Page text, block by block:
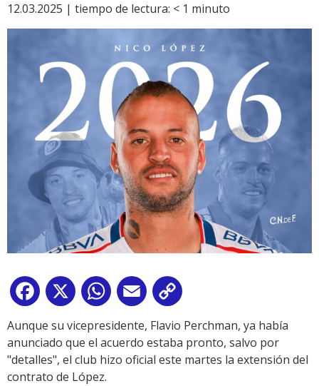
12.03.2025 | tiempo de lectura: < 1 minuto
Facebook
X WhatsApp
Email
Link
Aunque su vicepresidente, Flavio Perchman, ya había
anunciado que el acuerdo estaba pronto, salvo por
"detalles", el club hizo oficial este martes la extensión del
contrato de López.